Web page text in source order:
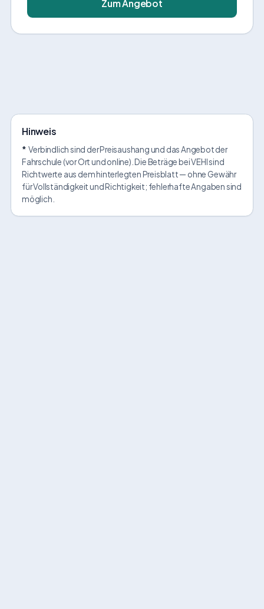
Zum Angebot
Hinweis
* Verbindlich sind der Preisaushang und das Angebot der
Fahrschule (vor Ort und online). Die Beträge bei VEHI sind
Richtwerte aus dem hinterlegten Preisblatt — ohne Gewähr
für Vollständigkeit und Richtigkeit; fehlerhafte Angaben sind
möglich.